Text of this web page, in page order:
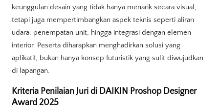
keunggulan desain yang tidak hanya menarik secara visual,
tetapi juga mempertimbangkan aspek teknis seperti aliran
udara, penempatan unit, hingga integrasi dengan elemen
interior. Peserta diharapkan menghadirkan solusi yang
aplikatif, bukan hanya konsep futuristik yang sulit diwujudkan
di lapangan.
Kriteria Penilaian Juri di DAIKIN Proshop Designer
Award 2025